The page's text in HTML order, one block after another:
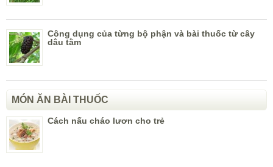
Công dụng của từng bộ phận và bài thuốc từ cây
dâu tằm
MÓN ĂN BÀI THUỐC
Cách nấu cháo lươn cho trẻ